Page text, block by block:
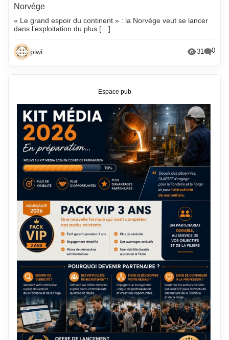
Norvège
« Le grand espoir du continent » : la Norvège veut se lancer
dans l’exploitation du plus […]
piwi 31 0
Espace pub